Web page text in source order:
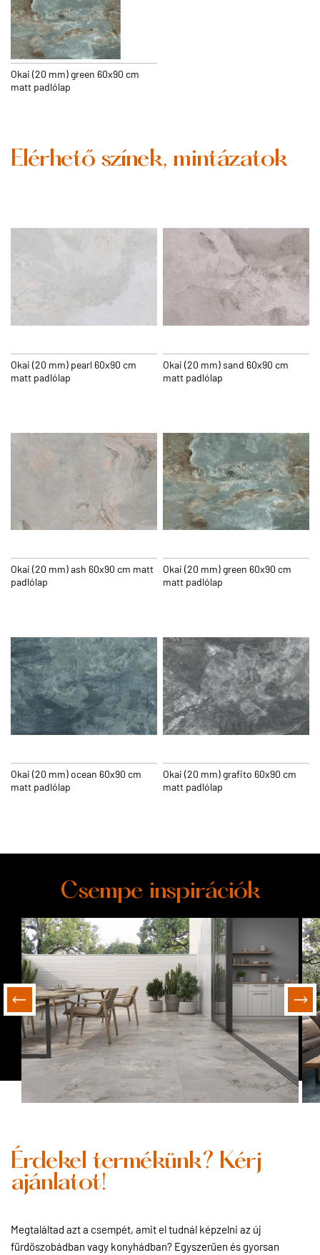
Okai (20 mm) green 60x90 cm
matt padlólap
Elérhető színek, mintázatok
Okai (20 mm) pearl 60x90 cm
matt padlólap
Okai (20 mm) sand 60x90 cm
matt padlólap
Okai (20 mm) ash 60x90 cm matt
padlólap
Okai (20 mm) green 60x90 cm
matt padlólap
Okai (20 mm) ocean 60x90 cm
matt padlólap
Okai (20 mm) grafito 60x90 cm
matt padlólap
Csempe inspirációk
Érdekel termékünk? Kérj
ajánlatot!
Megtaláltad azt a csempét, amit el tudnál képzelni az új
fürdőszobádban vagy konyhádban? Egyszerűen és gyorsan